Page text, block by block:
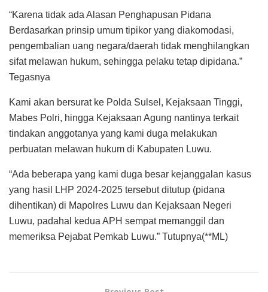
“Karena tidak ada Alasan Penghapusan Pidana
Berdasarkan prinsip umum tipikor yang diakomodasi,
pengembalian uang negara/daerah tidak menghilangkan
sifat melawan hukum, sehingga pelaku tetap dipidana.”
Tegasnya
Kami akan bersurat ke Polda Sulsel, Kejaksaan Tinggi,
Mabes Polri, hingga Kejaksaan Agung nantinya terkait
tindakan anggotanya yang kami duga melakukan
perbuatan melawan hukum di Kabupaten Luwu.
“Ada beberapa yang kami duga besar kejanggalan kasus
yang hasil LHP 2024-2025 tersebut ditutup (pidana
dihentikan) di Mapolres Luwu dan Kejaksaan Negeri
Luwu, padahal kedua APH sempat memanggil dan
memeriksa Pejabat Pemkab Luwu.” Tutupnya(**ML)